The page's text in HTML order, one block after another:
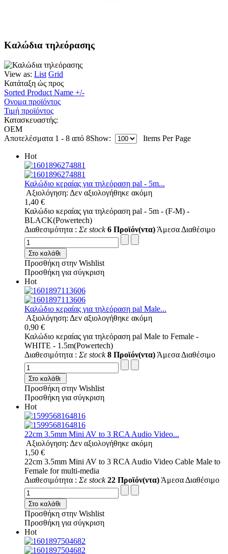
Καλώδια τηλεόρασης
View as: List Grid
Κατάταξη ώς προς
Sorted Product Name +/-
Ονομα προϊόντος
Τιμή προϊόντος
Κατασκευαστής:
OEM
Αποτελέσματα 1 - 8 από 8Show: Items Per Page
Hot
Καλώδιο κεραίας για τηλεόραση pal - 5m...
Αξιολόγηση: Δεν αξιολογήθηκε ακόμη
1,40 €
Καλώδιο κεραίας για τηλεόραση pal - 5m - (F-M) -
BLACK(Powertech)
Διαθεσιμότητα : Σε stock 6 Προϊόν(ντα) Άμεσα Διαθέσιμο
Στο καλάθι
Προσθήκη στην Wishlist
Προσθήκη για σύγκριση
Hot
Καλώδιο κεραίας για τηλεόραση pal Male...
Αξιολόγηση: Δεν αξιολογήθηκε ακόμη
0,90 €
Καλώδιο κεραίας για τηλεόραση pal Male to Female -
WHITE - 1.5m(Powertech)
Διαθεσιμότητα : Σε stock 8 Προϊόν(ντα) Άμεσα Διαθέσιμο
Στο καλάθι
Προσθήκη στην Wishlist
Προσθήκη για σύγκριση
Hot
22cm 3.5mm Mini AV to 3 RCA Audio Video...
Αξιολόγηση: Δεν αξιολογήθηκε ακόμη
1,50 €
22cm 3.5mm Mini AV to 3 RCA Audio Video Cable Male to
Female for multi-media
Διαθεσιμότητα : Σε stock 22 Προϊόν(ντα) Άμεσα Διαθέσιμο
Στο καλάθι
Προσθήκη στην Wishlist
Προσθήκη για σύγκριση
Hot